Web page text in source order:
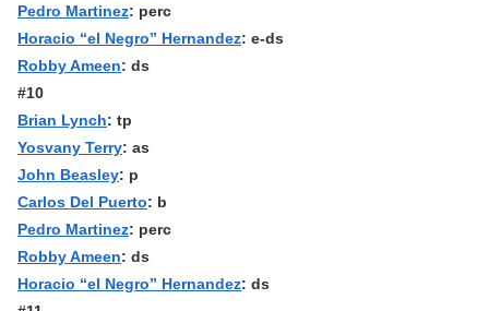
Pedro Martinez: perc
Horacio “el Negro” Hernandez: e-ds
Robby Ameen: ds
#10
Brian Lynch: tp
Yosvany Terry: as
John Beasley: p
Carlos Del Puerto: b
Pedro Martinez: perc
Robby Ameen: ds
Horacio “el Negro” Hernandez: ds